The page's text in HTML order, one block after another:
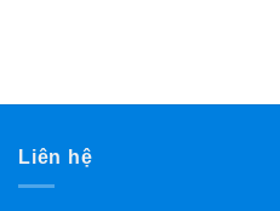
Liên hệ